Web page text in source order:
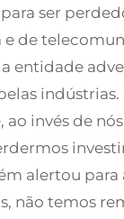
ser
de
entidade
ao invés de
alertou para
não temos